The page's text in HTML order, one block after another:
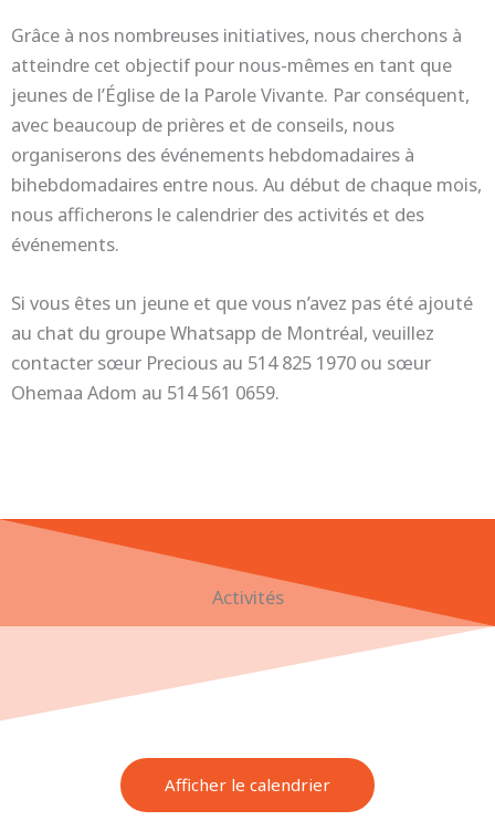
Grâce à nos nombreuses initiatives, nous cherchons à
atteindre cet objectif pour nous-mêmes en tant que
jeunes de l’Église de la Parole Vivante. Par conséquent,
avec beaucoup de prières et de conseils, nous
organiserons des événements hebdomadaires à
bihebdomadaires entre nous. Au début de chaque mois,
nous afficherons le calendrier des activités et des
événements.
Si vous êtes un jeune et que vous n’avez pas été ajouté
au chat du groupe Whatsapp de Montréal, veuillez
contacter sœur Precious au 514 825 1970 ou sœur
Ohemaa Adom au 514 561 0659.
Activités
Afficher le calendrier